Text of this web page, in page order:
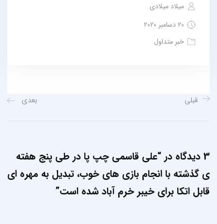
میلاد میلادی
20 دسامبر 2020
خبر متداول
قبلی بعدی
3 دیدگاه در “
علی قاسمی چپ پا در طی پنج هفته
ی گذشته با انجام بازی های خوب، تبدیل به مهره ای
قابل اتکا برای خیبر خرم آباد شده است”